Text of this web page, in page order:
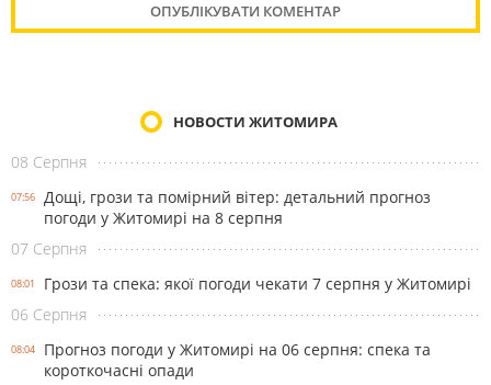
НОВОСТИ ЖИТОМИРА
08 Серпня
07:56
Дощі, грози та помірний вітер: детальний прогноз
погоди у Житомирі на 8 серпня
07 Серпня
08:01
Грози та спека: якої погоди чекати 7 серпня у Житомирі
06 Серпня
08:04
Прогноз погоди у Житомирі на 06 серпня: спека та
короткочасні опади